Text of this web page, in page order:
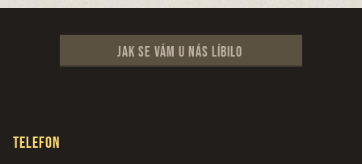
Jak se vám u nás líbilo
Telefon